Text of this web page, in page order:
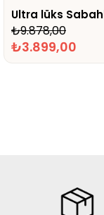
₺3.899,00
₺9.878,00